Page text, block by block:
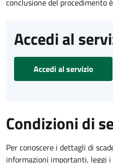
Accedi al
Accedi al servizio
Condizioni di
Per conoscere i dettagli di
informazioni importanti, leggi